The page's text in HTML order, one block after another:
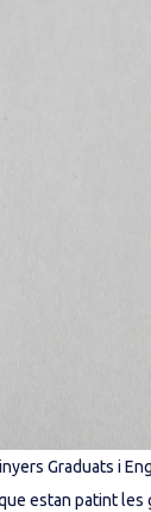
Graduats i
estan patint les